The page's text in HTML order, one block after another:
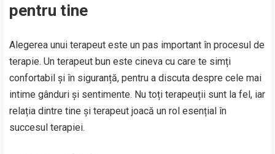
pentru tine
Alegerea unui terapeut este un pas important în procesul de
terapie. Un terapeut bun este cineva cu care te simți
confortabil și în siguranță, pentru a discuta despre cele mai
intime gânduri și sentimente. Nu toți terapeuții sunt la fel, iar
relația dintre tine și terapeut joacă un rol esențial în
succesul terapiei.